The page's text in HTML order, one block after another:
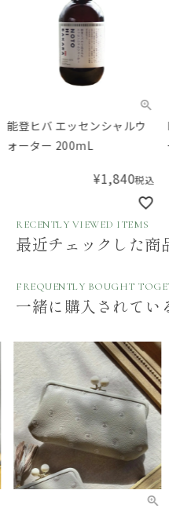
能登ヒバ エッセンシャルウ
ォーター 200mL
¥1,840税込
RECENTLY VIEWED ITEMS
最近チェックした商
FREQUENTLY BOUGHT
一緒に購入されてい